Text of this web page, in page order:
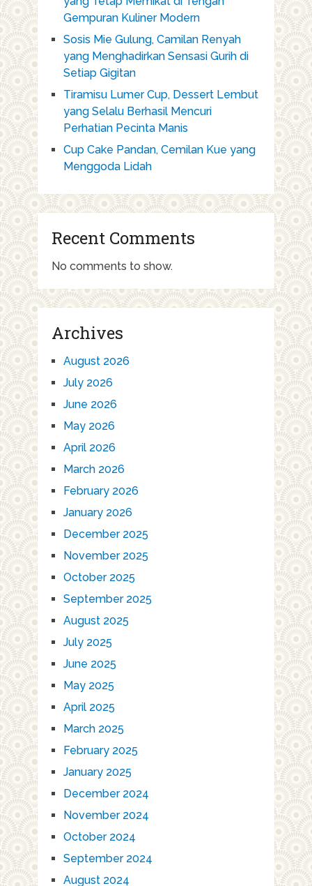
Gempuran Kuliner Modern
Sosis Mie Gulung, Camilan Renyah
yang Menghadirkan Sensasi Gurih di
Setiap Gigitan
Tiramisu Lumer Cup, Dessert Lembut
yang Selalu Berhasil Mencuri
Perhatian Pecinta Manis
Cup Cake Pandan, Cemilan Kue yang
Menggoda Lidah
Recent Comments
No comments to show.
Archives
August 2026
July 2026
June 2026
May 2026
April 2026
March 2026
February 2026
January 2026
December 2025
November 2025
October 2025
September 2025
August 2025
July 2025
June 2025
May 2025
April 2025
March 2025
February 2025
January 2025
December 2024
November 2024
October 2024
September 2024
August 2024